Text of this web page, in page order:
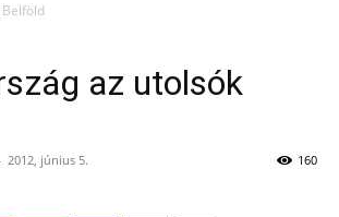
Belföld
az utolsók
2012, június 5. 160